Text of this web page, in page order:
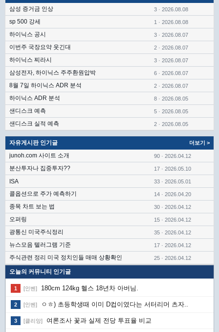
삼성 증거금 인상 3 · 2026.08.08
sp 500 강세 1 · 2026.08.08
하이닉스 공시 3 · 2026.08.07
이번주 국장요약 웃긴대 2 · 2026.08.07
하이닉스 찌라시 3 · 2026.08.07
삼성전자, 하이닉스 주주환원압박 6 · 2026.08.07
8월 7일 하이닉스 ADR 분석 2 · 2026.08.07
하이닉스 ADR 분석 8 · 2026.08.05
샌디스크 예측 5 · 2026.08.05
샌디스크 실적 예측 2 · 2026.08.05
자유게시판 인기글 더보기 >
junoh.com 사이트 소개 90 · 2026.04.12
분산투자나 집중투자?? 17 · 2026.05.10
ISA 33 · 2026.05.01
콜옵션으로 주가 예측하기 14 · 2026.04.20
종목 차트 보는 법 30 · 2026.04.12
오퍼링 15 · 2026.04.12
광통신 미국주식정리 35 · 2026.04.12
뉴스모음 텔러그램 기준 17 · 2026.04.12
주식관련 정리 미국 정치인들 매매 상황확인 25 · 2026.04.12
오늘의 커뮤니티 인기글
1 [인벤] 180cm 124kg 헬스 18년차 아버님.
2 [인벤] ㅇㅎ) 초등학생때 이미 D컵이였다는 서터리머 츠자..
3 [클리앙] 여론조사 꽃과 실제 전당 투표율 비교